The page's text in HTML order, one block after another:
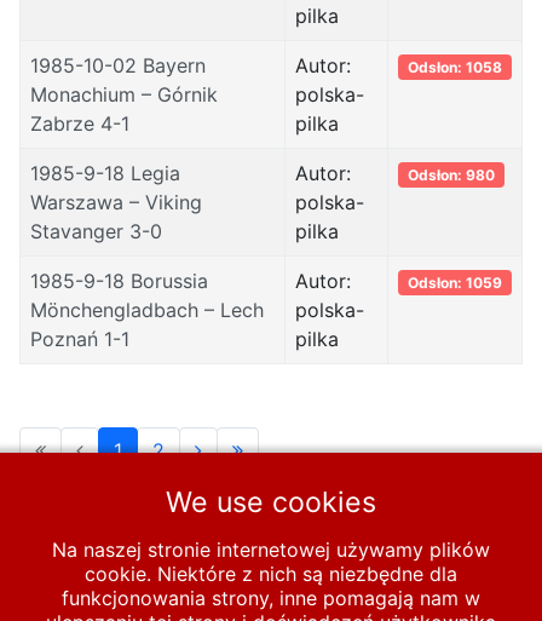
pilka
1985-10-02 Bayern
Monachium – Górnik
Zabrze 4-1
Autor:
polska-
pilka
Odsłon: 1058
1985-9-18 Legia
Warszawa – Viking
Stavanger 3-0
Autor:
polska-
pilka
Odsłon: 980
1985-9-18 Borussia
Mönchengladbach – Lech
Poznań 1-1
Autor:
polska-
pilka
Odsłon: 1059
1 2
Start
PUCHARY
We use cookies
Na naszej stronie internetowej używamy plików
cookie. Niektóre z nich są niezbędne dla
funkcjonowania strony, inne pomagają nam w